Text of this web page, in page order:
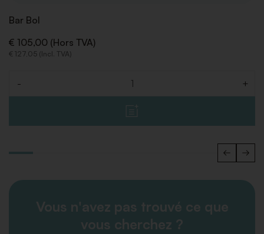
Bar Bol
€ 105,00 (Hors TVA)
€ 127,05 (Incl. TVA)
- +
Vous n'avez pas trouvé ce que
vous cherchez ?